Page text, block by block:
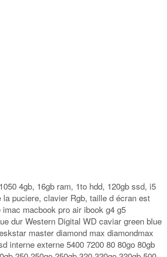
4gb, 16gb ram, 1to hdd, 120gb ssd, i5
puciere, clavier Rgb, taille d écran est
macbook pro air ibook g4 g5
dur Western Digital WD caviar green blue
master diamond max diamondmax
interne externe 5400 7200 80 80go 80gb